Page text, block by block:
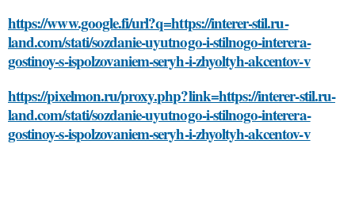
https://www.google.fi/url?q=https://interer-stil.ru-
land.com/stati/sozdanie-uyutnogo-i-stilnogo-interera-
gostinoy-s-ispolzovaniem-seryh-i-zhyoltyh-akcentov-v
https://pixelmon.ru/proxy.php?link=https://interer-stil.ru-
land.com/stati/sozdanie-uyutnogo-i-stilnogo-interera-
gostinoy-s-ispolzovaniem-seryh-i-zhyoltyh-akcentov-v